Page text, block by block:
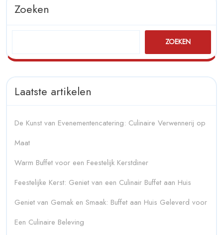
Zoeken
ZOEKEN
Laatste artikelen
De Kunst van Evenementencatering: Culinaire Verwennerij op
Maat
Warm Buffet voor een Feestelijk Kerstdiner
Feestelijke Kerst: Geniet van een Culinair Buffet aan Huis
Geniet van Gemak en Smaak: Buffet aan Huis Geleverd voor
Een Culinaire Beleving